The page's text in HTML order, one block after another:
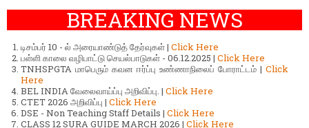
BREAKING NEWS
டிசம்பர் 10 - ல் அரையாண்டுத் தேர்வுகள் | Click Here
பள்ளி காலை வழிபாட்டு செயல்பாடுகள் - 06.12.2025 | Click Here
TNHSPGTA மாபெரும் கவன ஈர்ப்பு உண்ணாநிலைப் போராட்டம் | Click
Here
BEL INDIA வேலைவாய்ப்பு அறிவிப்பு. | Click Here
CTET 2026 அறிவிப்பு | Click Here
DSE - Non Teaching Staff Details | Click Here
CLASS 12 SURA GUIDE MARCH 2026 | Click Here